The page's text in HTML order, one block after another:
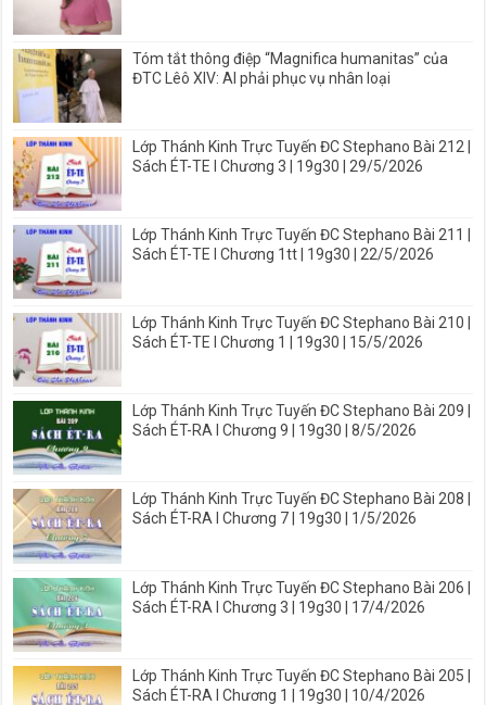
Tóm tắt thông điệp “Magnifica humanitas” của
ĐTC Lêô XIV: AI phải phục vụ nhân loại
Lớp Thánh Kinh Trực Tuyến ĐC Stephano Bài 212 |
Sách ÉT-TE I Chương 3 | 19g30 | 29/5/2026
Lớp Thánh Kinh Trực Tuyến ĐC Stephano Bài 211 |
Sách ÉT-TE I Chương 1tt | 19g30 | 22/5/2026
Lớp Thánh Kinh Trực Tuyến ĐC Stephano Bài 210 |
Sách ÉT-TE I Chương 1 | 19g30 | 15/5/2026
Lớp Thánh Kinh Trực Tuyến ĐC Stephano Bài 209 |
Sách ÉT-RA I Chương 9 | 19g30 | 8/5/2026
Lớp Thánh Kinh Trực Tuyến ĐC Stephano Bài 208 |
Sách ÉT-RA I Chương 7 | 19g30 | 1/5/2026
Lớp Thánh Kinh Trực Tuyến ĐC Stephano Bài 206 |
Sách ÉT-RA I Chương 3 | 19g30 | 17/4/2026
Lớp Thánh Kinh Trực Tuyến ĐC Stephano Bài 205 |
Sách ÉT-RA I Chương 1 | 19g30 | 10/4/2026